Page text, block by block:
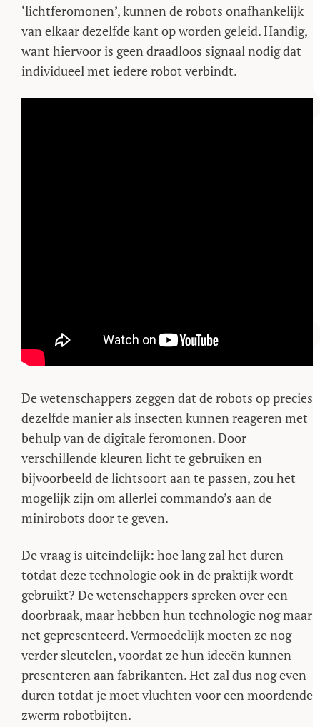
‘lichtferomonen’, kunnen de robots onafhankelijk
van elkaar dezelfde kant op worden geleid. Handig,
want hiervoor is geen draadloos signaal nodig dat
individueel met iedere robot verbindt.
De wetenschappers zeggen dat de robots op precies
dezelfde manier als insecten kunnen reageren met
behulp van de digitale feromonen. Door
verschillende kleuren licht te gebruiken en
bijvoorbeeld de lichtsoort aan te passen, zou het
mogelijk zijn om allerlei commando’s aan de
minirobots door te geven.
De vraag is uiteindelijk: hoe lang zal het duren
totdat deze technologie ook in de praktijk wordt
gebruikt? De wetenschappers spreken over een
doorbraak, maar hebben hun technologie nog maar
net gepresenteerd. Vermoedelijk moeten ze nog
verder sleutelen, voordat ze hun ideeën kunnen
presenteren aan fabrikanten. Het zal dus nog even
duren totdat je moet vluchten voor een moordende
zwerm robotbijten.